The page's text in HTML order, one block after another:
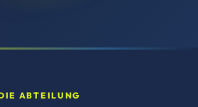
ABTEILUNG